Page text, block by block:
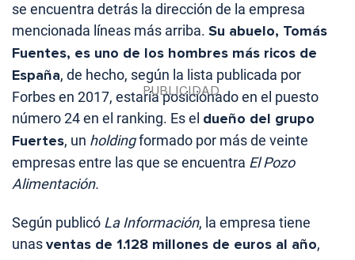
se encuentra detrás la dirección de la empresa
mencionada líneas más arriba. Su abuelo, Tomás
Fuentes, es uno de los hombres más ricos de
España, de hecho, según la lista publicada por
Forbes en 2017, estaría posicionado en el puesto
número 24 en el ranking. Es el dueño del grupo
Fuertes, un holdingformado por más de veinte
empresas entre las que se encuentra El Pozo
Alimentación.
Según publicó La Información, la empresa tiene
unasventas de 1.128 millones de euros al año,